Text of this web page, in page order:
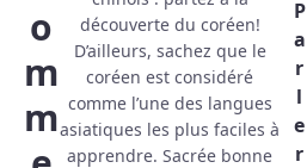
o
m
m
découverte du coréen!
D’ailleurs, sachez que le
coréen est considéré
comme l’une des langues
asiatiques les plus faciles à
apprendre. Sacrée bonne
P
a
r
l
e
r